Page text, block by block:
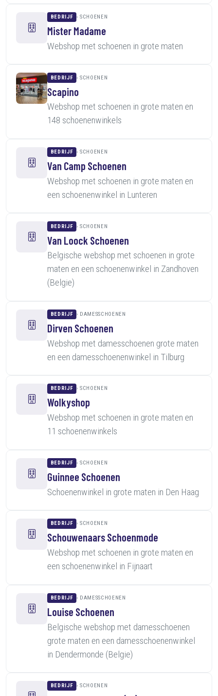
BEDRIJF SCHOENEN
Mister Madame
Webshop met schoenen in grote maten
BEDRIJF SCHOENEN
Scapino
Webshop met schoenen in grote maten en
148 schoenenwinkels
BEDRIJF SCHOENEN
Van Camp Schoenen
Webshop met schoenen in grote maten en
een schoenenwinkel in Lunteren
BEDRIJF SCHOENEN
Van Loock Schoenen
Belgische webshop met schoenen in grote
maten en een schoenenwinkel in Zandhoven
(Belgie)
BEDRIJF DAMESSCHOENEN
Dirven Schoenen
Webshop met damesschoenen grote maten
en een damesschoenenwinkel in Tilburg
BEDRIJF SCHOENEN
Wolkyshop
Webshop met schoenen in grote maten en
11 schoenenwinkels
BEDRIJF SCHOENEN
Guinnee Schoenen
Schoenenwinkel in grote maten in Den Haag
BEDRIJF SCHOENEN
Schouwenaars Schoenmode
Webshop met schoenen in grote maten en
een schoenenwinkel in Fijnaart
BEDRIJF DAMESSCHOENEN
Louise Schoenen
Belgische webshop met damesschoenen
grote maten en een damesschoenenwinkel
in Dendermonde (Belgie)
BEDRIJF SCHOENEN